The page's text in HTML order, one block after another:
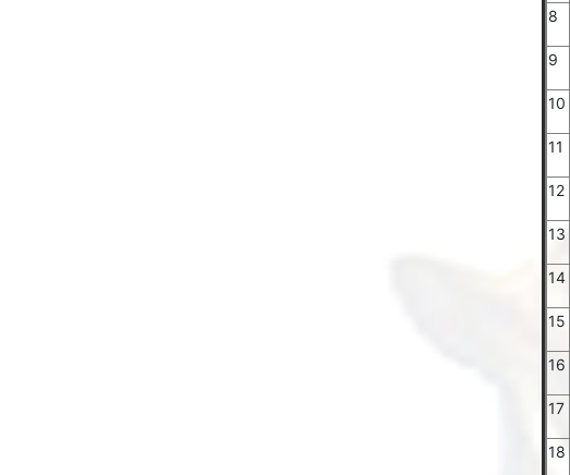
8
9
10
11
12
13
14
15
16
17
18